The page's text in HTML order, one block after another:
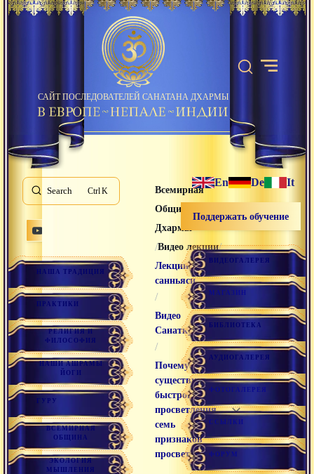
САЙТ ПОСЛЕДОВАТЕЛЕЙ САНАТАНА ДХАРМЫ
Search K
НАША ТРАДИЦИЯ
ПРАКТИКИ
РЕЛИГИЯ И
ФИЛОСОФИЯ
НАШИ АШРАМЫ
ЙОГИ
ГУРУ
ВСЕМИРНАЯ
ОБЩИНА
ЭКОЛОГИЯ
МЫШЛЕНИЯ
Всемирная
Община Санатана
Дхармы
/Видео лекции/
Лекции
санньяси
/
Видео
Санаткумара
/
Почему не
существует
быстрого
просветления.
семь
признаков
просветленного
En De It
Поддержать обучение
ВИДЕОГАЛЕРЕЯ
МАГАЗИН
БИБЛИОТЕКА
АУДИОГАЛЕРЕЯ
ФОТОГАЛЕРЕЯ
ССЫЛКИ
ФОРУМ